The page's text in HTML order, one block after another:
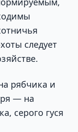
следует
рябчика и
— на
серого гуся